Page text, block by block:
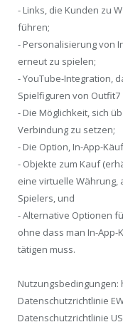
- Links, die Kunden zu
führen;
- Personalisierung von
erneut zu spielen;
- YouTube-Integration,
Spielfiguren von
- Die Möglichkeit, sich
Verbindung zu setzen;
- Die Option, In-App-
- Objekte zum Kauf
eine virtuelle Währung,
Spielers, und
- Alternative Optionen
ohne dass man In-
tätigen muss.
Datenschutzrichtlinie
Datenschutzrichtlinie